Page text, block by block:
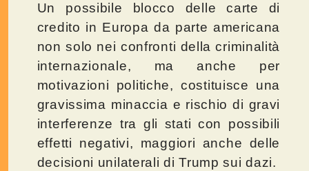
Un possibile blocco delle carte di
credito in Europa da parte americana
non solo nei confronti della criminalità
internazionale, ma anche per
motivazioni politiche, costituisce una
gravissima minaccia e rischio di gravi
interferenze tra gli stati con possibili
effetti negativi, maggiori anche delle
decisioni unilaterali di Trump sui dazi.